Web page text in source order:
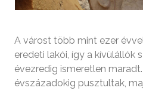
A várost több mint ezer
eredeti lakói, így a kívülállók
évezredig ismeretlen
évszázadokig pusztultak,